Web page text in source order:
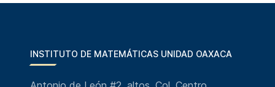
INSTITUTO DE MATEMÁTICAS UNIDAD OAXACA